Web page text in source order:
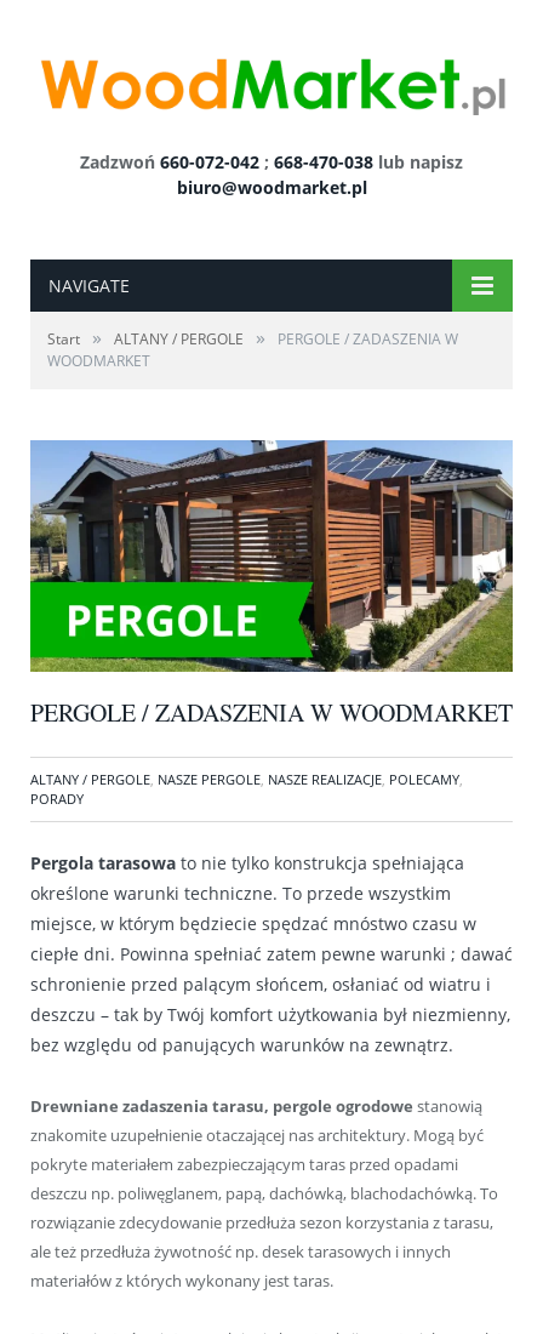
Zadzwoń 660-072-042 ; 668-470-038 lub napisz
biuro@woodmarket.pl
NAVIGATE
Start » ALTANY / PERGOLE »
PERGOLE / ZADASZENIA W
WOODMARKET
PERGOLE / ZADASZENIA W WOODMARKET
ALTANY / PERGOLE NASZE PERGOLE NASZE REALIZACJE POLECAMY
PORADY
Pergola tarasowa to nie tylko konstrukcja spełniająca
określone warunki techniczne. To przede wszystkim
miejsce, w którym będziecie spędzać mnóstwo czasu w
ciepłe dni. Powinna spełniać zatem pewne warunki ; dawać
schronienie przed palącym słońcem, osłaniać od wiatru i
deszczu – tak by Twój komfort użytkowania był niezmienny,
bez względu od panujących warunków na zewnątrz.
Drewniane zadaszenia tarasu, pergole ogrodowe stanowią
znakomite uzupełnienie otaczającej nas architektury. Mogą być
pokryte materiałem zabezpieczającym taras przed opadami
deszczu np. poliwęglanem, papą, dachówką, blachodachówką. To
rozwiązanie zdecydowanie przedłuża sezon korzystania z tarasu,
ale też przedłuża żywotność np. desek tarasowych i innych
materiałów z których wykonany jest taras.